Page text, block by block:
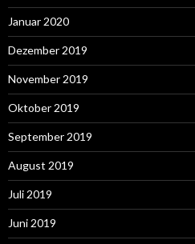
Januar 2020
Dezember 2019
November 2019
Oktober 2019
September 2019
August 2019
Juli 2019
Juni 2019